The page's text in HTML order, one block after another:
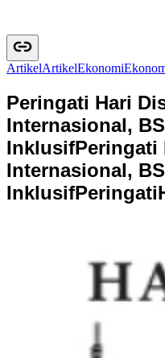
ArtikelArtikelEkonomiEkono
Peringati Hari
Internasional,
InklusifPeringati
Internasional,
InklusifPeringati